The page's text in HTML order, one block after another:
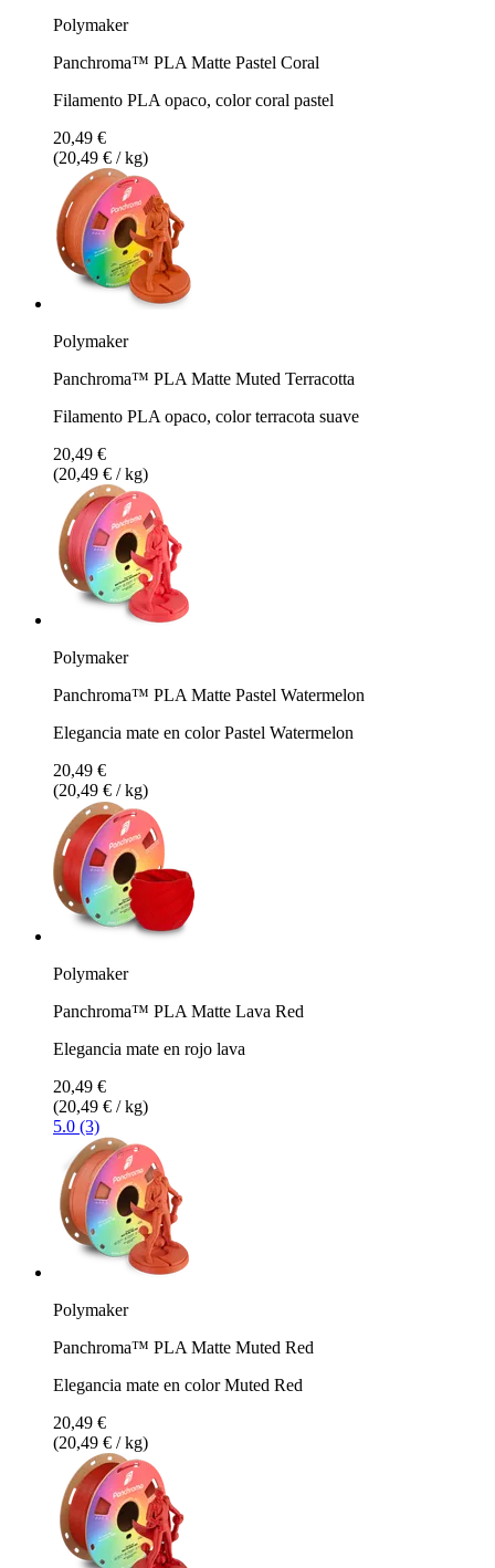
Polymaker
Panchroma™ PLA Matte Pastel Coral
Filamento PLA opaco, color coral pastel
20,49 €
(20,49 € / kg)
Polymaker
Panchroma™ PLA Matte Muted Terracotta
Filamento PLA opaco, color terracota suave
20,49 €
(20,49 € / kg)
Polymaker
Panchroma™ PLA Matte Pastel Watermelon
Elegancia mate en color Pastel Watermelon
20,49 €
(20,49 € / kg)
Polymaker
Panchroma™ PLA Matte Lava Red
Elegancia mate en rojo lava
20,49 €
(20,49 € / kg)
5.0 (3)
Polymaker
Panchroma™ PLA Matte Muted Red
Elegancia mate en color Muted Red
20,49 €
(20,49 € / kg)